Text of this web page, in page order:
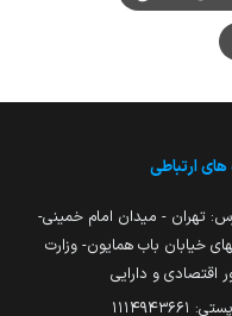
های ارتباطی
تهران - میدان امام خمینی-
خیابان باب همایون- وزارت
اقتصادی و دارایی
۱۱۱۴۹۴۳۶۶۱